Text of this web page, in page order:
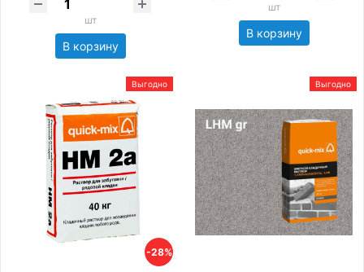
шт
В корзину
шт
В корзину
-28%
Выгодно Выгодно